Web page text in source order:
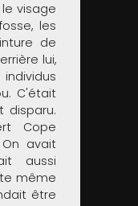
visage
les
de
lui,
C'était
disparu.
Cope
avait
aussi
même
être